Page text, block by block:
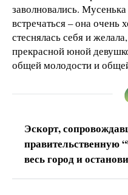
заволновались.
встречаться – она очень
стеснялась себя и
прекрасной юной
общей молодости и
Эскорт,
правительственную
весь город и